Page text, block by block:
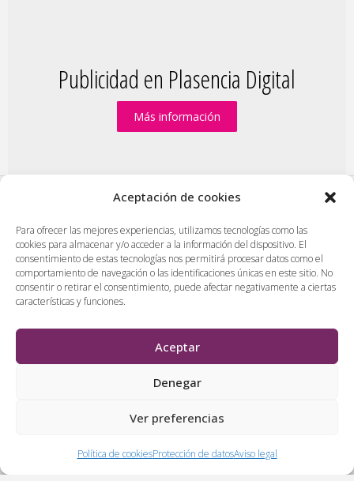
Aceptación de cookies
Para ofrecer las mejores experiencias, utilizamos tecnologías como las
cookies para almacenar y/o acceder a la información del dispositivo. El
consentimiento de estas tecnologías nos permitirá procesar datos como el
comportamiento de navegación o las identificaciones únicas en este sitio. No
consentir o retirar el consentimiento, puede afectar negativamente a ciertas
características y funciones.
Aceptar
Denegar
Ver preferencias
Política de cookiesProtección de datosAviso legal
Publicidad en Plasencia Digital
Más información
PlasenciaDigital.com | Formulario de contacto
Publicidad en Plasencia Digital
|
Política de cookies (UE)
| Protección de datos
Aviso legal
| Diseño web en Plasencia
por los administradores antes de ser publicado. No se aceptarán
personas, lugares o empresas.